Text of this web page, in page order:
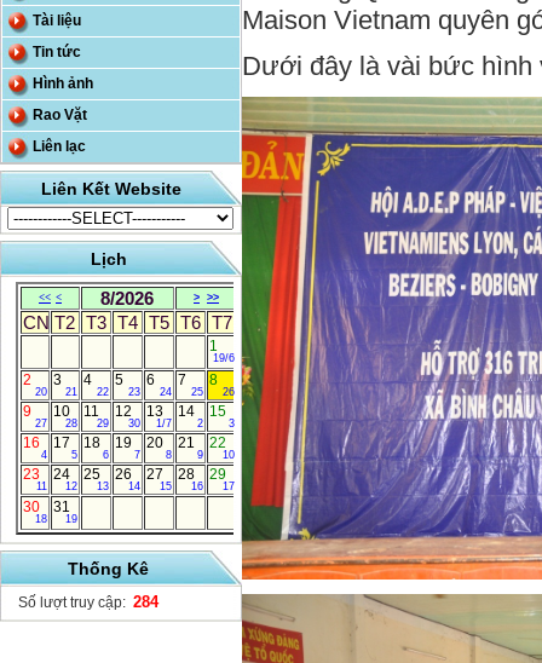
Tài liệu
Tin tức
Hình ảnh
Rao Vặt
Liên lạc
Liên Kết Website
Lịch
<< < 8/2026 > >>
CN T2 T3 T4 T5 T6 T7
1
19/6
2
20
3
21
4
22
5
23
6
24
7
25
8
26
9
27
10
28
11
29
12
30
13
1/7
14
2
15
3
16
4
17
5
18
6
19
7
20
8
21
9
22
10
23
11
24
12
25
13
26
14
27
15
28
16
29
17
30
18
31
19
Thống Kê
Số lượt truy cập: 284
Maison Vietnam quyên
Dưới đây là vài bức hình